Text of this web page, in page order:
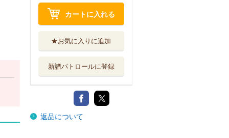
カートに入れる
★お気に入りに追加
新譜パトロールに登録
返品について